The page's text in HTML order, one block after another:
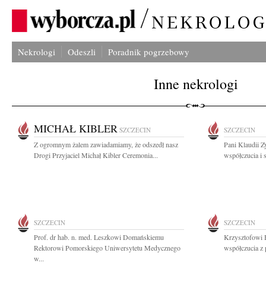
Nekrologi Odeszli Poradnik pogrzebowy
Inne nekrologi
MICHAŁ KIBLER SZCZECIN
Z ogromnym żalem zawiadamiamy, że odszedł nasz
Drogi Przyjaciel Michał Kibler Ceremonia...
SZCZECIN
Pani Klaudii
współczucia i
SZCZECIN
Prof. dr hab. n. med. Leszkowi Domańskiemu
Rektorowi Pomorskiego Uniwersytetu Medycznego
w...
SZCZECIN
Krzysztofowi
współczucia